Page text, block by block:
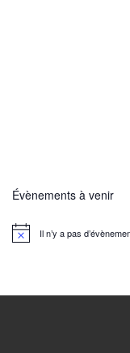
Évènements à venir
e
Il n’y a pas